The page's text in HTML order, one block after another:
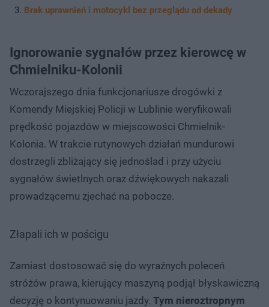
Brak uprawnień i motocykl bez przeglądu od dekady
Ignorowanie sygnałów przez kierowcę w
Chmielniku-Kolonii
Wczorajszego dnia funkcjonariusze drogówki z
Komendy Miejskiej Policji w Lublinie weryfikowali
prędkość pojazdów w miejscowości Chmielnik-
Kolonia. W trakcie rutynowych działań mundurowi
dostrzegli zbliżający się jednoślad i przy użyciu
sygnałów świetlnych oraz dźwiękowych nakazali
prowadzącemu zjechać na pobocze.
Złapali ich w pościgu
Zamiast dostosować się do wyraźnych poleceń
stróżów prawa, kierujący maszyną podjął błyskawiczną
decyzję o kontynuowaniu jazdy. Tym nieroztropnym